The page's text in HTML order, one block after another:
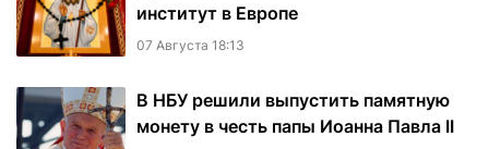
институт в Европе
07 Августа 18:13
В НБУ решили выпустить памятную
монету в честь папы Иоанна Павла II